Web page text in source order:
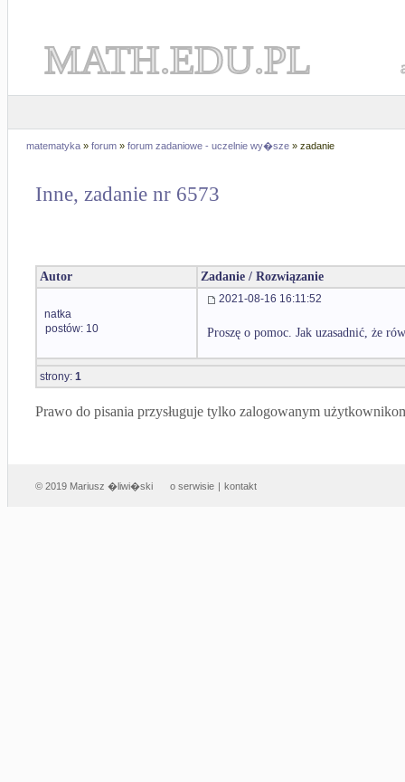
MATH.EDU.PL
matematyka » forum » forum zadaniowe - uczelnie wy�sze » zadanie
Inne, zadanie nr 6573
Autor Zadanie / Rozwiązanie
natka
postów: 10
2021-08-16 16:11:52
Proszę o pomoc. Jak uzasadnić, że
strony: 1
Prawo do pisania przysługuje tylko zalogowanym
© 2019 Mariusz �liwi�ski o serwisie | kontakt